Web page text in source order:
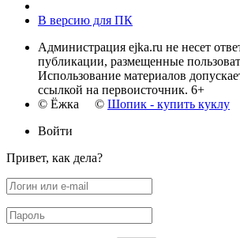
В версию для ПК
Администрация ejka.ru не несет
публикации, размещенные
Использование материалов
ссылкой на первоисточник. 6+
© Ёжка © Шопик - купить куклу
Войти
Привет, как дела?